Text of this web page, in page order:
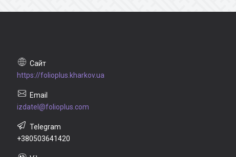
https://folioplus.kharkov.ua
izdatel@folioplus.com
+380503641420